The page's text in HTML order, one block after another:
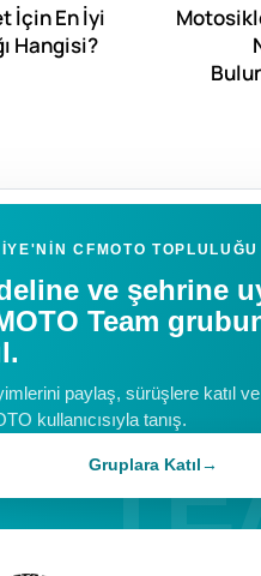
İçin En İyi
Hangisi?
CFMOTO TOPLULUĞU
ve şehrine
Team
paylaş, sürüşlere katıl
kullanıcısıyla tanış.
Gruplara Katıl→